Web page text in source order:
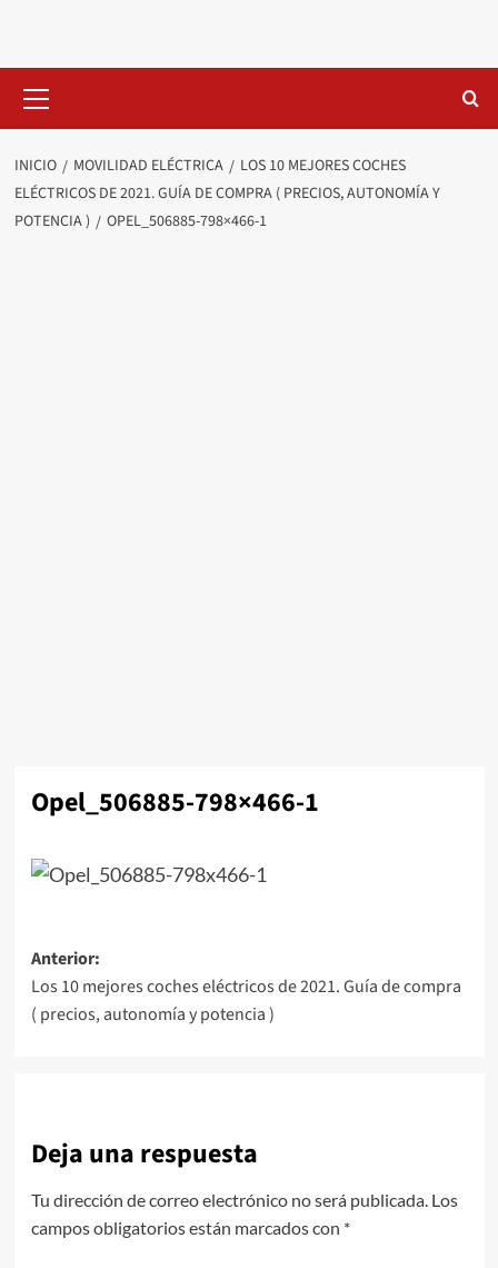
contenido
primario
INICIO MOVILIDAD ELÉCTRICA
LOS 10 MEJORES COCHES
ELÉCTRICOS DE 2021. GUÍA DE COMPRA ( PRECIOS, AUTONOMÍA Y
POTENCIA )
OPEL_506885-798×466-1
Opel_506885-798×466-1
Navegación
de
entradas
Anterior:
Los 10 mejores coches eléctricos de 2021. Guía de compra
( precios, autonomía y potencia )
Deja una respuesta
Tu dirección de correo electrónico no será publicada. Los
campos obligatorios están marcados con *